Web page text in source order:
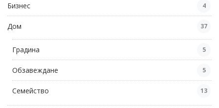
Бизнес 4
Дом 37
Градина 5
Обзавеждане 5
Семейство 13